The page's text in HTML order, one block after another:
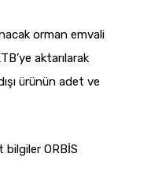
orman emvali
aktarılarak
ürünün adet ve
bilgiler ORBİS